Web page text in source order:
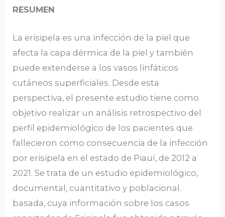
RESUMEN
La erisipela es una infección de la piel que
afecta la capa dérmica de la piel y también
puede extenderse a los vasos linfáticos
cutáneos superficiales. Desde esta
perspectiva, el presente estudio tiene como
objetivo realizar un análisis retrospectivo del
perfil epidemiológico de los pacientes que
fallecieron como consecuencia de la infección
por erisipela en el estado de Piauí, de 2012 a
2021. Se trata de un estudio epidemiológico,
documental, cuantitativo y poblacional.
basada, cuya información sobre los casos